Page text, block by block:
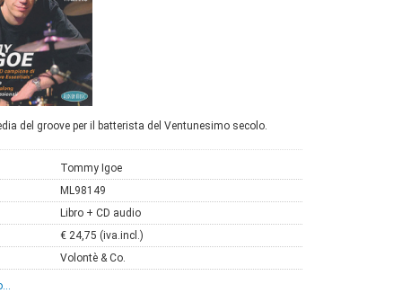
del groove per il batterista del Ventunesimo secolo.
Tommy Igoe
ML98149
Libro + CD audio
€ 24,75 (iva.incl.)
Volontè & Co.